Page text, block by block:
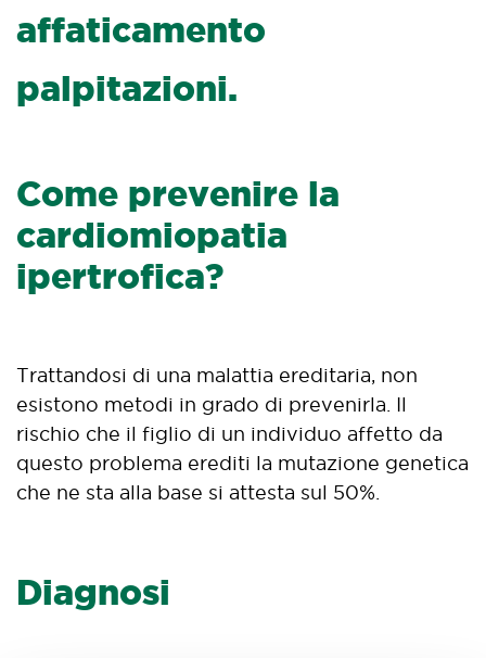
affaticamento
palpitazioni.
Come prevenire la
cardiomiopatia
ipertrofica?
Trattandosi di una malattia ereditaria, non
esistono metodi in grado di prevenirla. Il
rischio che il figlio di un individuo affetto da
questo problema erediti la mutazione genetica
che ne sta alla base si attesta sul 50%.
Diagnosi